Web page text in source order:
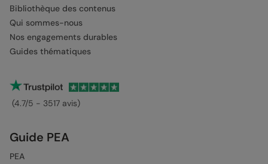
Bibliothèque des contenus
Qui sommes-nous
Nos engagements durables
Guides thématiques
(4.7/5 - 3517 avis)
Guide PEA
PEA